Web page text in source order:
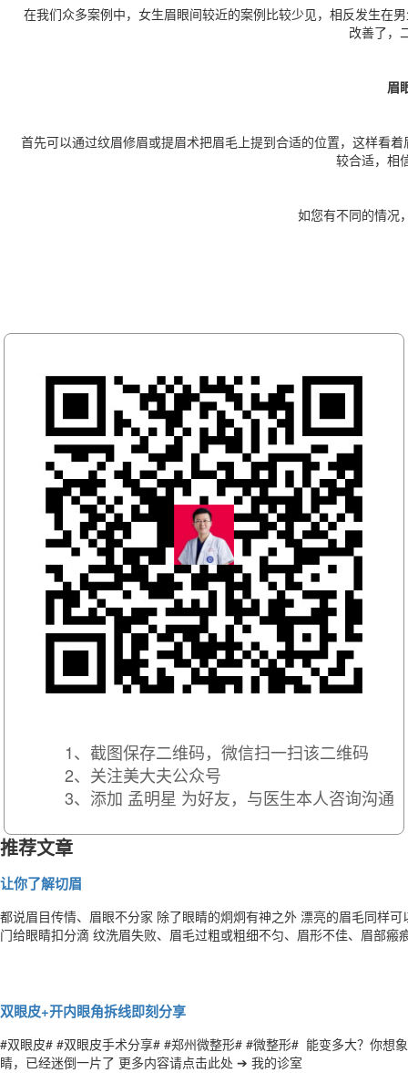
在我们众多案例中，女生眉眼间较近的案例比较少见，相反发生在
改善了，
眉
首先可以通过纹眉修眉或提眉术把眉毛上提到合适的位置，这样看
较合适，相
如您有不同的情况
1、截图保存二维码，微信扫一扫该二维码
2、关注美大夫公众号
3、添加 孟明星 为好友，与医生本人咨询沟通
推荐文章
让你了解切眉
都说眉目传情、眉眼不分家 除了眼睛的炯炯有神之外 漂亮的眉毛同样
门给眼睛扣分滴 纹洗眉失败、眉毛过粗或粗细不匀、眉形不佳、眉部
双眼皮+开内眼角拆线即刻分享
​​#双眼皮# #双眼皮手术分享# #郑州微整形# #微整形# 能变多大？你想
睛，已经迷倒一片了 更多内容请点击此处 ➔ 我的诊室​​​​